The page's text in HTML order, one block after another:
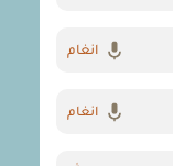
انغام
انغام